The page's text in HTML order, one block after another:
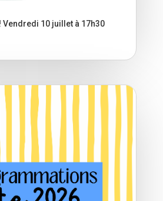
Vendredi 10 juillet à 17h30